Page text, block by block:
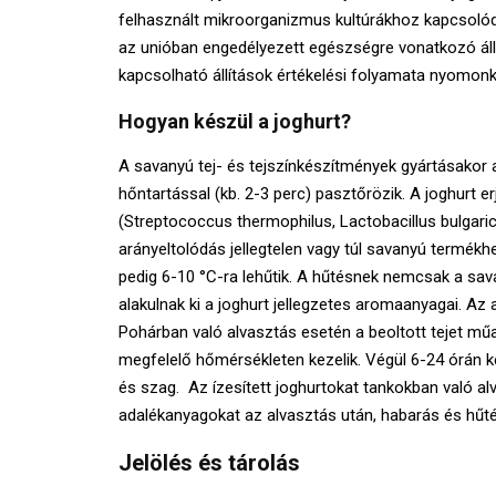
felhasznált mikroorganizmus kultúrákhoz
az unióban engedélyezett egészségre vonatkozó
kapcsolható állítások értékelési folyamata
Hogyan készül a joghurt?
A savanyú tej- és tejszínkészítmények
hőntartással (kb. 2-3 perc) pasztőrözik. A joghurt
(Streptococcus thermophilus, Lactobacillus
arányeltolódás jellegtelen vagy túl savanyú
pedig 6-10 °C-ra lehűtik. A hűtésnek nemcsak a
alakulnak ki a joghurt jellegzetes aromaanyagai.
Pohárban való alvasztás esetén a beoltott tejet
megfelelő hőmérsékleten kezelik. Végül 6-24 órán
és szag. Az ízesített joghurtokat tankokban való
adalékanyagokat az alvasztás után, habarás és
Jelölés és tárolás